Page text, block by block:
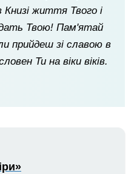
життя Твого і
Твою! Пам'ятай
прийдеш зі славою в
Ти на віки віків.